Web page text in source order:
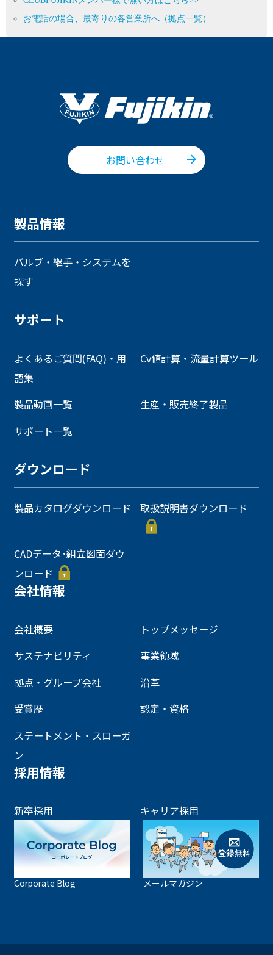
お電話の場合、最寄りの各営業所へ（拠点一覧）
お問い合わせ
製品情報
バルブ・継手・システムを
探す
サポート
よくあるご質問(FAQ)・用
語集
Cv値計算・流量計算ツール
製品動画一覧
生産・販売終了製品
サポート一覧
ダウンロード
製品カタログダウンロード 取扱説明書ダウンロード
CADデータ･組立図面ダウ
ンロード
会社情報
会社概要
トップメッセージ
サステナビリティ
事業領域
拠点・グループ会社
沿革
受賞歴
認定・資格
ステートメント・スローガ
ン
採用情報
新卒採用 キャリア採用
Corporate Blog メールマガジン